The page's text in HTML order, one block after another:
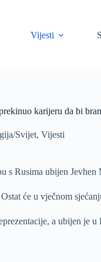
Vijesti
karijeru da bi
Svijet, Vijesti
s Rusima ubijen
će u vječnom
a ubijen je